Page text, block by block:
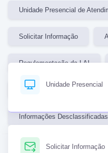
Unidade Presencial de
Solicitar Informação
Regulamentação da LAI
Informações Classificadas
Informações
ESIC - Serviço de
Unidade Presencial
Solicitar Informação